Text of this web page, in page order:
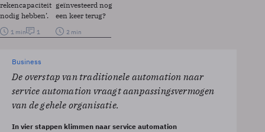
rekencapaciteit
nodig hebben’.
1 min 1
geïnvesteerd nog
een keer terug?
2 min
Business
De overstap van traditionele automation naar
service automation vraagt aanpassingsvermogen
van de gehele organisatie.
In vier stappen klimmen naar service automation